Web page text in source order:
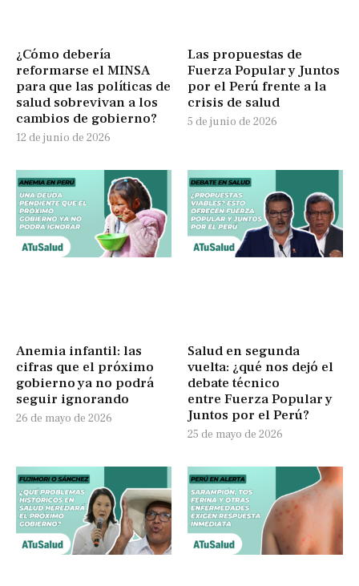
¿Cómo debería
reformarse el MINSA
para que las políticas de
salud sobrevivan a los
cambios de gobierno?
12 de junio de 2026
Las propuestas de
Fuerza Popular y Juntos
por el Perú frente a la
crisis de salud
5 de junio de 2026
Anemia infantil: las
cifras que el próximo
gobierno ya no podrá
seguir ignorando
26 de mayo de 2026
Salud en segunda
vuelta: ¿qué nos dejó el
debate técnico
entre Fuerza Popular y
Juntos por el Perú?
25 de mayo de 2026